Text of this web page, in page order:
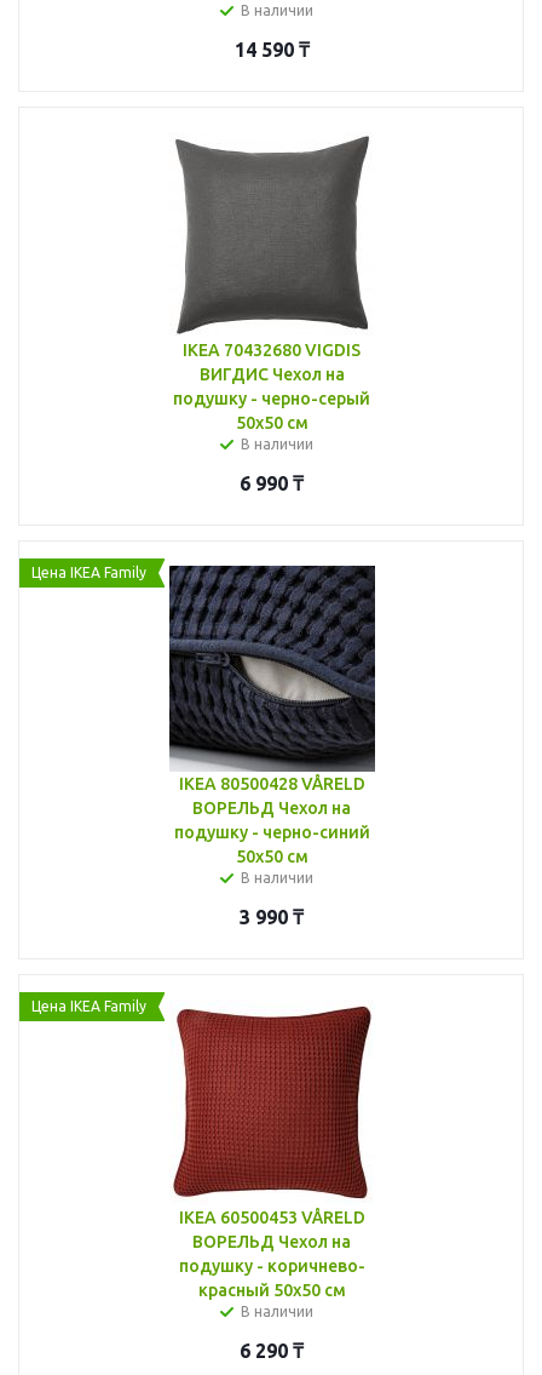
В наличии
14 590₸
IKEA 70432680 VIGDIS
ВИГДИС Чехол на
подушку - черно-серый
50x50 см
В наличии
6 990 ₸
Цена IKEA Family
IKEA 80500428 VÅRELD
ВОРЕЛЬД Чехол на
подушку - черно-синий
50x50 см
В наличии
3 990 ₸
Цена IKEA Family
IKEA 60500453 VÅRELD
ВОРЕЛЬД Чехол на
подушку - коричнево-
красный 50x50 см
В наличии
6 290 ₸